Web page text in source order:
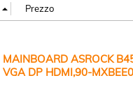
MAINBOARD ASROCK
VGA DP HDMI,90-